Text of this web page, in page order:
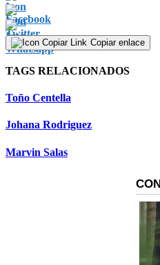
Copiar enlace
TAGS RELACIONADOS
Toño Centella
Johana Rodriguez
Marvin Salas